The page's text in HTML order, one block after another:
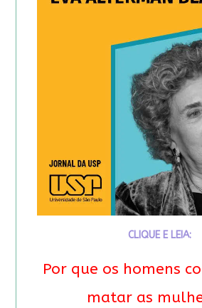
CLIQUE E LEIA:
Por que os homens
matar as